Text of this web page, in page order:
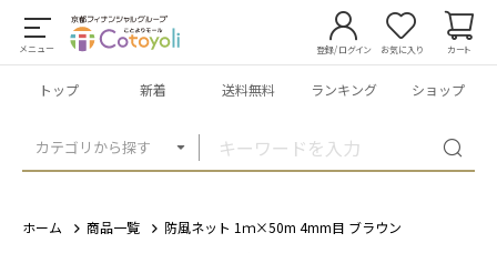
メニュー
カテゴリから探す
登録/ログイン お気に入り カート
トップ 新着 送料無料 ランキング ショップ
ホーム 商品一覧 防風ネット 1ｍ×50m 4mm目 ブラウン